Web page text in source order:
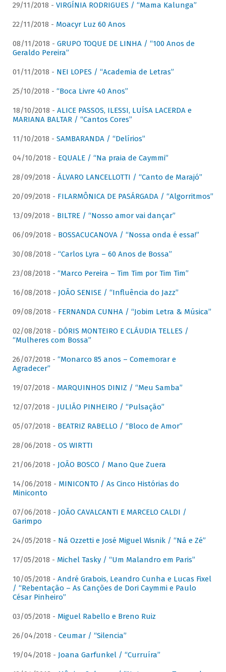
29/11/2018 - VIRGÍNIA RODRIGUES / “Mama Kalunga”
22/11/2018 - Moacyr Luz 60 Anos
08/11/2018 - GRUPO TOQUE DE LINHA / “100 Anos de
Geraldo Pereira”
01/11/2018 - NEI LOPES / “Academia de Letras”
25/10/2018 - “Boca Livre 40 Anos”
18/10/2018 - ALICE PASSOS, ILESSI, LUÍSA LACERDA e
MARIANA BALTAR / “Cantos Cores”
11/10/2018 - SAMBARANDA / “Delírios”
04/10/2018 - EQUALE / “Na praia de Caymmi”
28/09/2018 - ÁLVARO LANCELLOTTI / “Canto de Marajó”
20/09/2018 - FILARMÔNICA DE PASÁRGADA / “Algorritmos”
13/09/2018 - BILTRE / “Nosso amor vai dançar”
06/09/2018 - BOSSACUCANOVA / “Nossa onda é essa!”
30/08/2018 - “Carlos Lyra – 60 Anos de Bossa”
23/08/2018 - “Marco Pereira – Tim Tim por Tim Tim”
16/08/2018 - JOÃO SENISE / “Influência do Jazz”
09/08/2018 - FERNANDA CUNHA / “Jobim Letra & Música”
02/08/2018 - DÓRIS MONTEIRO E CLÁUDIA TELLES /
“Mulheres com Bossa”
26/07/2018 - “Monarco 85 anos – Comemorar e
Agradecer”
19/07/2018 - MARQUINHOS DINIZ / “Meu Samba”
12/07/2018 - JULIÃO PINHEIRO / “Pulsação”
05/07/2018 - BEATRIZ RABELLO / “Bloco de Amor”
28/06/2018 - OS WIRTTI
21/06/2018 - JOÃO BOSCO / Mano Que Zuera
14/06/2018 - MINICONTO / As Cinco Histórias do
Miniconto
07/06/2018 - JOÃO CAVALCANTI E MARCELO CALDI /
Garimpo
24/05/2018 - Ná Ozzetti e José Miguel Wisnik / “Ná e Zé”
17/05/2018 - Michel Tasky / “Um Malandro em Paris”
10/05/2018 - André Grabois, Leandro Cunha e Lucas Fixel
/ “Rebentação – As Canções de Dori Caymmi e Paulo
César Pinheiro”
03/05/2018 - Miguel Rabello e Breno Ruiz
26/04/2018 - Ceumar / “Silencia”
19/04/2018 - Joana Garfunkel / “Curruíra”